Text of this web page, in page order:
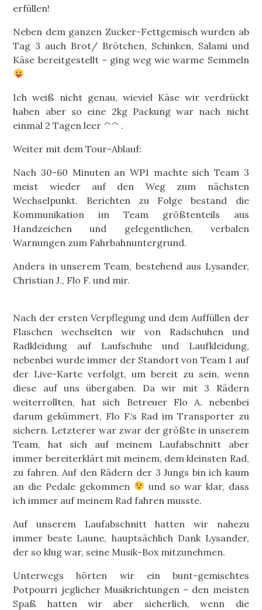
erfüllen!
Neben dem ganzen Zucker-Fettgemisch wurden ab
Tag 3 auch Brot/ Brötchen, Schinken, Salami und
Käse bereitgestellt – ging weg wie warme Semmeln
Ich weiß nicht genau, wieviel Käse wir verdrückt
haben aber so eine 2kg Packung war nach nicht
einmal 2 Tagen leer ^^ .
Weiter mit dem Tour-Ablauf:
Nach 30-60 Minuten an WP1 machte sich Team 3
meist wieder auf den Weg zum nächsten
Wechselpunkt. Berichten zu Folge bestand die
Kommunikation im Team größtenteils aus
Handzeichen und gelegentlichen, verbalen
Warnungen zum Fahrbahnuntergrund.
Anders in unserem Team, bestehend aus Lysander,
Christian J., Flo F. und mir.
Nach der ersten Verpflegung und dem Auffüllen der
Flaschen wechselten wir von Radschuhen und
Radkleidung auf Laufschuhe und Laufkleidung,
nebenbei wurde immer der Standort von Team 1 auf
der Live-Karte verfolgt, um bereit zu sein, wenn
diese auf uns übergaben. Da wir mit 3 Rädern
weiterrollten, hat sich Betreuer Flo A. nebenbei
darum gekümmert, Flo F.‘s Rad im Transporter zu
sichern. Letzterer war zwar der größte in unserem
Team, hat sich auf meinem Laufabschnitt aber
immer bereiterklärt mit meinem, dem kleinsten Rad,
zu fahren. Auf den Rädern der 3 Jungs bin ich kaum
an die Pedale gekommen
und so war klar, dass
ich immer auf meinem Rad fahren musste.
Auf unserem Laufabschnitt hatten wir nahezu
immer beste Laune, hauptsächlich Dank Lysander,
der so klug war, seine Musik-Box mitzunehmen.
Unterwegs hörten wir ein bunt-gemischtes
Potpourri jeglicher Musikrichtungen – den meisten
Spaß hatten wir aber sicherlich, wenn die